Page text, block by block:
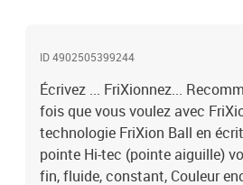
ID 4902505399244
Écrivez ... FriXionnez...
fois que vous voulez avec
technologie FriXion Ball en
pointe Hi-tec (pointe aiguille)
fin, fluide, constant, Couleur